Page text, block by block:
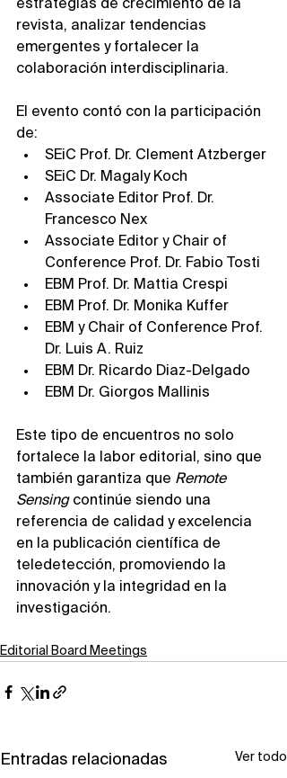
estrategias de crecimiento de la
revista, analizar tendencias
emergentes y fortalecer la
colaboración interdisciplinaria.
El evento contó con la participación
de:
SEiC Prof. Dr. Clement Atzberger
SEiC Dr. Magaly Koch
Associate Editor Prof. Dr.
Francesco Nex
Associate Editor y Chair of
Conference Prof. Dr. Fabio Tosti
EBM Prof. Dr. Mattia Crespi
EBM Prof. Dr. Monika Kuffer
EBM y Chair of Conference Prof.
Dr. Luis A. Ruiz
EBM Dr. Ricardo Diaz-Delgado
EBM Dr. Giorgos Mallinis
Este tipo de encuentros no solo
fortalece la labor editorial, sino que
también garantiza que Remote
Sensing continúe siendo una
referencia de calidad y excelencia
en la publicación científica de
teledetección, promoviendo la
innovación y la integridad en la
investigación.
Editorial Board Meetings
Entradas relacionadas Ver todo